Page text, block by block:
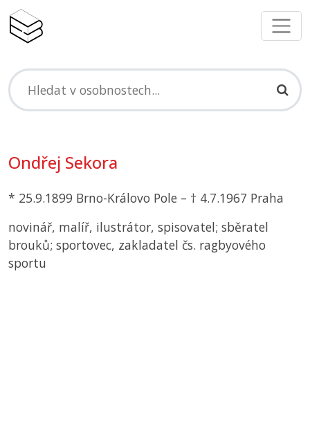
Ondřej Sekora
* 25.9.1899 Brno-Královo Pole – † 4.7.1967 Praha
novinář, malíř, ilustrátor, spisovatel; sběratel
brouků; sportovec, zakladatel čs. ragbyového
sportu